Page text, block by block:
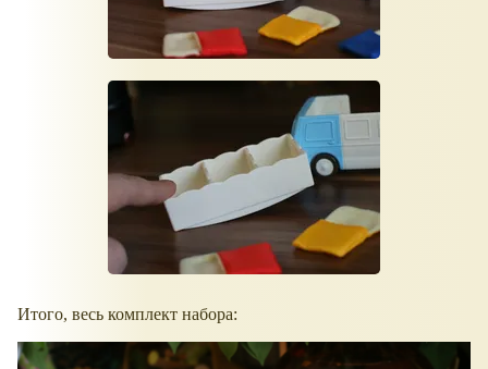
Итого, весь комплект набора: